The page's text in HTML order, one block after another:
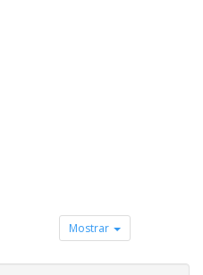
Mostrar